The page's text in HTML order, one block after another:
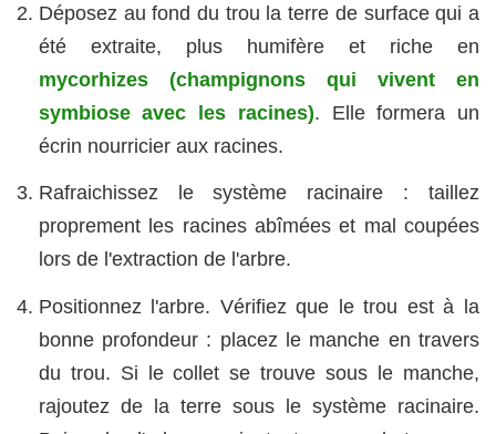
Déposez au fond du trou la terre de surface qui a
été extraite, plus humifère et riche en
mycorhizes (champignons qui vivent en
symbiose avec les racines). Elle formera un
écrin nourricier aux racines.
Rafraichissez le système racinaire : taillez
proprement les racines abîmées et mal coupées
lors de l'extraction de l'arbre.
Positionnez l'arbre. Vérifiez que le trou est à la
bonne profondeur : placez le manche en travers
du trou. Si le collet se trouve sous le manche,
rajoutez de la terre sous le système racinaire.